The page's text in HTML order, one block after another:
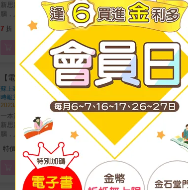
新思路。 ★叩診的聽音診病，竟來自酒桶的靈感 ★天生一張娃
腦，人類頭骨有特殊的治癒能力嗎？ ★面對不婚不生，羅馬皇
是為了做雞尾酒的，是哺乳期的營養 ★毒蜥蜴的唾液能醫糖尿病
物或軼事。採用筆記小說的手法，每篇文章像生動的短片在讀者
7 折 特價 266 元
電子書
【電子書】怪奇醫學研究所
蘇上豪
時報文化
2023/06/20 出版
一本深具開創性，將醫學、心理學、物理、化學、生物等融匯
新思路。 ★叩診的聽音診病，竟來自酒桶的靈感 ★天生一張娃
腦，人類頭骨有特殊的治癒能力嗎？ ★面對不婚不生，羅馬皇
是為了做雞尾酒的，是哺乳期的營養 ★毒蜥蜴的唾液能醫糖尿病
物或軼事。採用筆記小說的手法，每篇文章像生動的短片在讀者
特價 元
電子書